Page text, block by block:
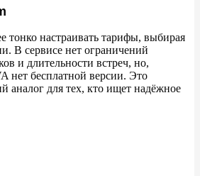
тонко настраивать тарифы, выбирая
В сервисе нет ограничений
и длительности встреч, но,
нет бесплатной версии. Это
аналог для тех, кто ищет надёжное